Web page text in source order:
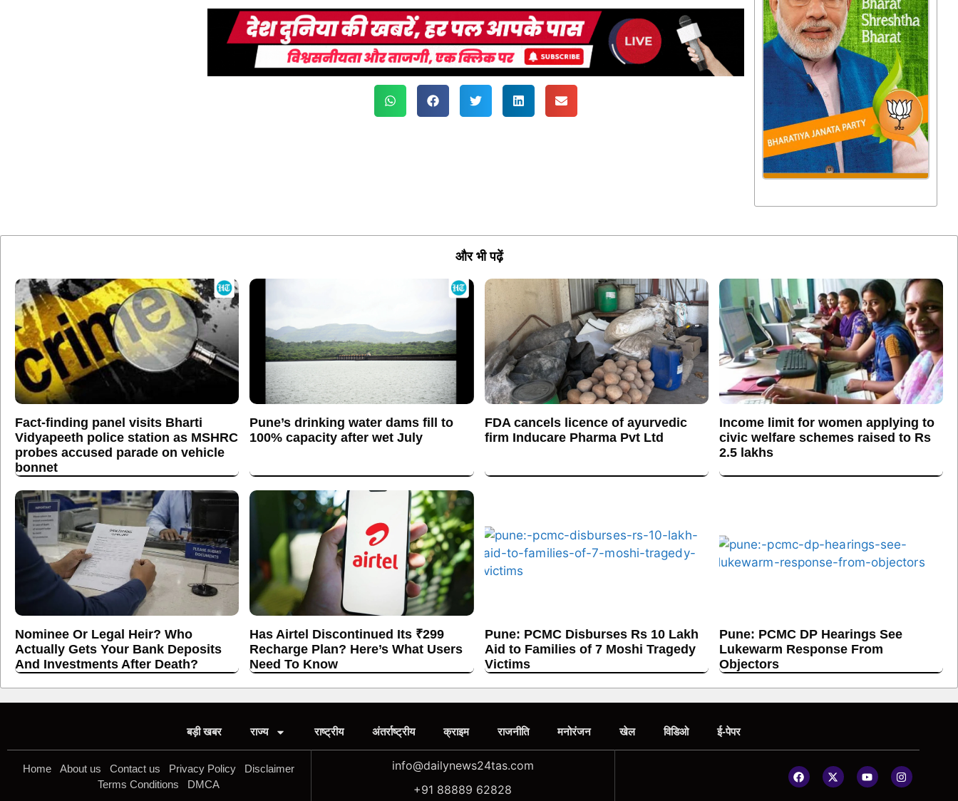
और भी पढ़ें
Fact-finding panel visits Bharti
Vidyapeeth police station as MSHRC
probes accused parade on vehicle
bonnet
Pune’s drinking water dams fill to
100% capacity after wet July
FDA cancels licence of ayurvedic
firm Inducare Pharma Pvt Ltd
Income limit for women applying to
civic welfare schemes raised to Rs
2.5 lakhs
Nominee Or Legal Heir? Who
Actually Gets Your Bank Deposits
And Investments After Death?
Has Airtel Discontinued Its ₹299
Recharge Plan? Here’s What Users
Need To Know
Pune: PCMC Disburses Rs 10 Lakh
Aid to Families of 7 Moshi Tragedy
Victims
Pune: PCMC DP Hearings See
Lukewarm Response From
Objectors
बड़ी खबर राज्य राष्ट्रीय अंतर्राष्ट्रीय क्राइम राजनीति मनोरंजन खेल विडिओ ई-पेपर
Home About us Contact us Privacy Policy
Disclaimer
Terms Conditions
DMCA
info@dailynews24tas.com
+91 88889 62828